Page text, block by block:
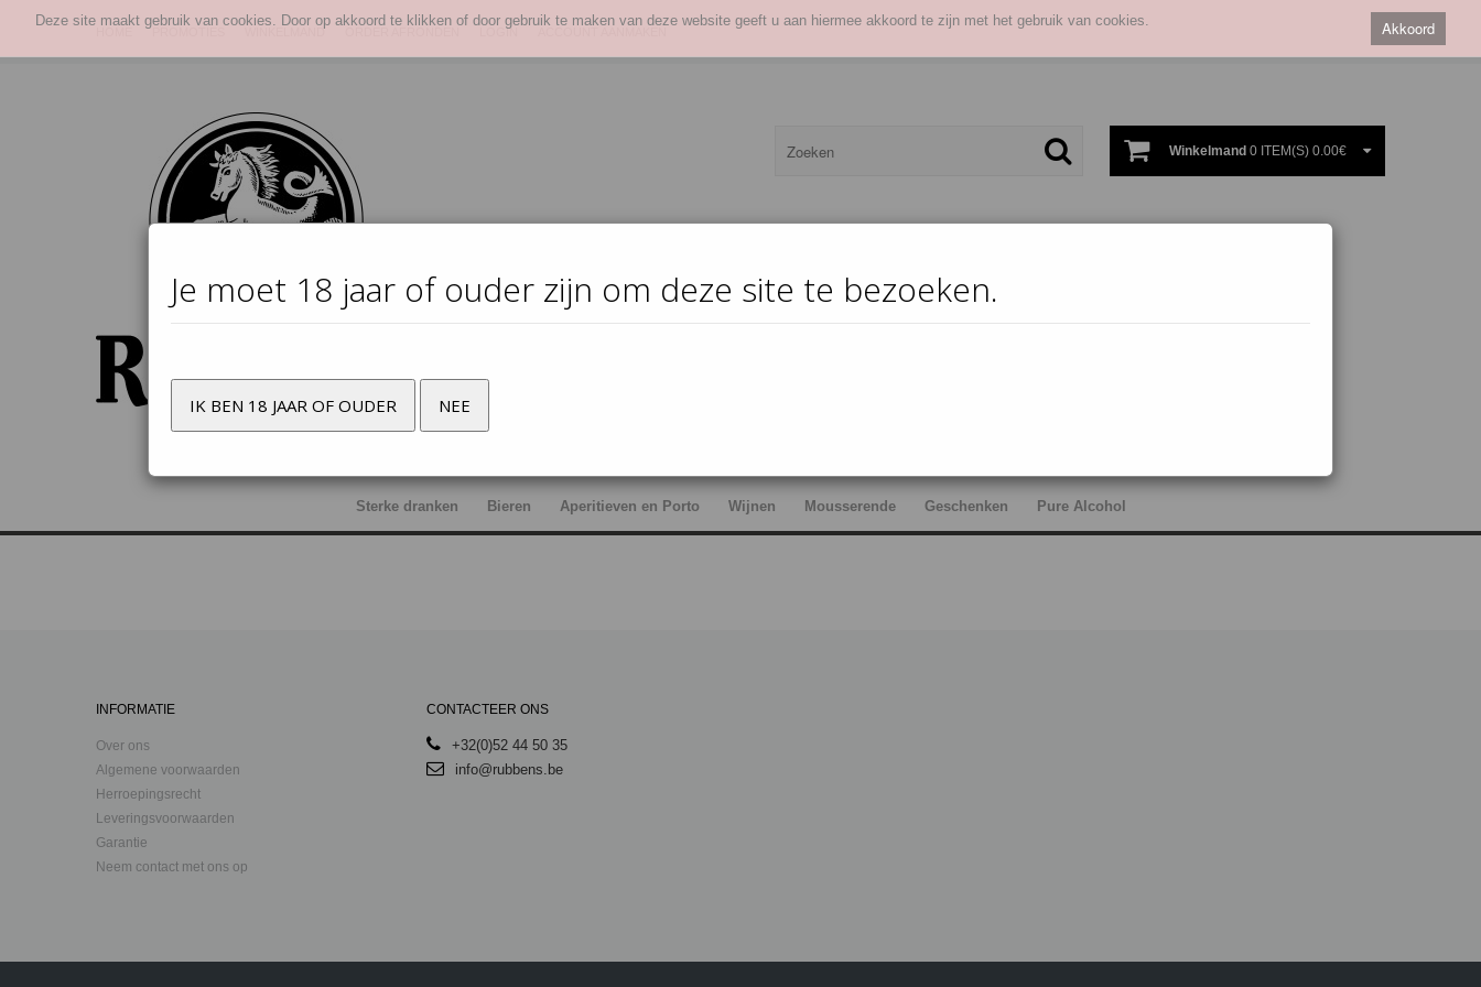
WINKELMAND LOGIN
Winkelmand 0 ITEM(S) 0.00€
Sterke dranken Bieren Aperitieven en Porto Wijnen Mousserende Geschenken Pure Alcohol
Je moet 18 jaar of ouder zijn om deze site te bezoeken.
IK BEN 18 JAAR OF OUDER NEE
INFORMATIE
Over ons
Algemene voorwaarden
Herroepingsrecht
Leveringsvoorwaarden
Garantie
Neem contact met ons op
CONTACTEER ONS
+32(0)52 44 50 35
info@rubbens.be
Akkoord
Deze site maakt gebruik van cookies. Door op akkoord te klikken of door gebruik te maken van deze website geeft u aan hiermee akkoord te zijn met het gebruik van cookies.